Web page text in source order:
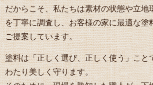
だからこそ、私たちは素材の状態や立地
を丁寧に調査し、お客様の家に最適な塗
ご提案しています。
塗料は「正しく選び、正しく使う」こと
わたり美しく守ります。